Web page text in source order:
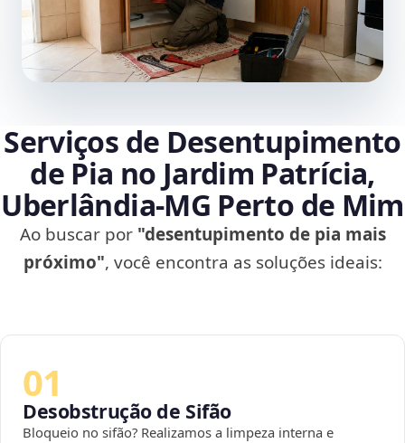
Serviços de Desentupimento
de Pia no Jardim Patrícia,
Uberlândia‑MG Perto de Mim
Ao buscar por "desentupimento de pia mais
próximo", você encontra as soluções ideais:
01
Desobstrução de Sifão
Bloqueio no sifão? Realizamos a limpeza interna e